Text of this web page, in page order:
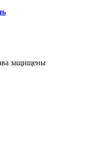
защищены